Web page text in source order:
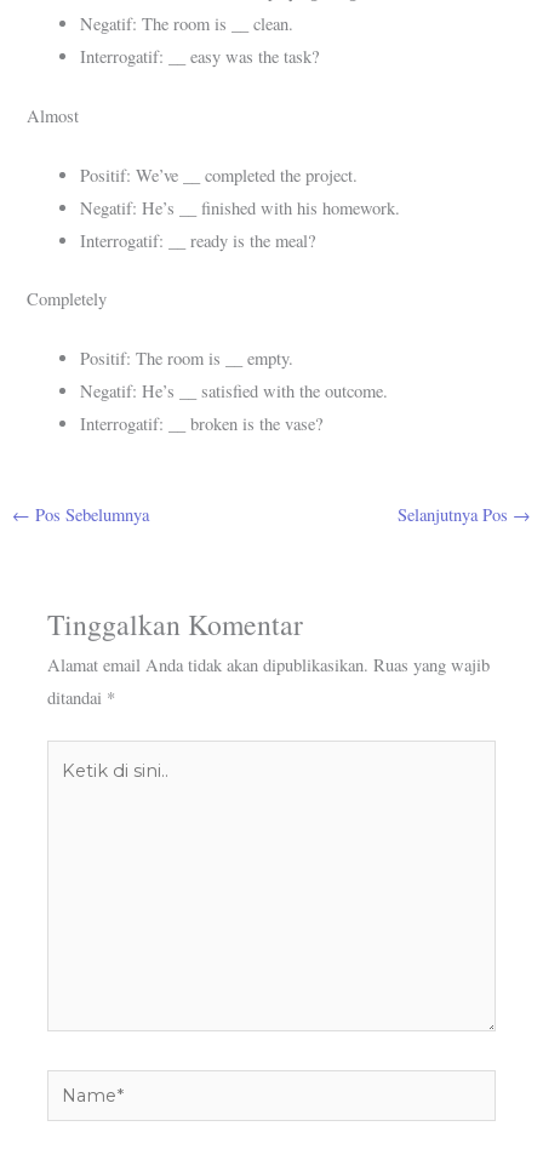
Negatif: The room is
clean.
Interrogatif:
easy was the task?
Almost
Positif: We’ve
completed the project.
Negatif: He’s
finished with his homework.
Interrogatif:
ready is the meal?
Completely
Positif: The room is
empty.
Negatif: He’s
satisfied with the outcome.
Interrogatif:
broken is the vase?
← Pos Sebelumnya Selanjutnya Pos →
Tinggalkan Komentar
Alamat email Anda tidak akan dipublikasikan. Ruas yang wajib
ditandai *
Name*